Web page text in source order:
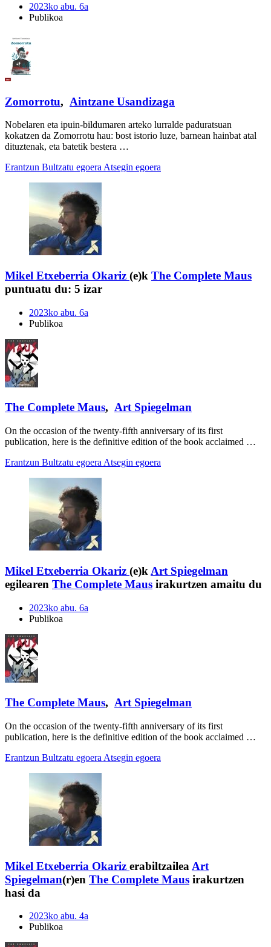
2023ko abu. 6a
Publikoa
Zomorrotu, Aintzane Usandizaga
Nobelaren eta ipuin-bildumaren arteko lurralde paduratsuan
kokatzen da Zomorrotu hau: bost istorio luze, barnean hainbat atal
dituztenak, eta batetik bestera …
Erantzun Bultzatu egoera Atsegin egoera
Mikel Etxeberria Okariz (e)k The Complete Maus
puntuatu du: 5 izar
2023ko abu. 6a
Publikoa
The Complete Maus, Art Spiegelman
On the occasion of the twenty-fifth anniversary of its first
publication, here is the definitive edition of the book acclaimed …
Erantzun Bultzatu egoera Atsegin egoera
Mikel Etxeberria Okariz (e)k Art Spiegelman
egilearen The Complete Maus irakurtzen amaitu du
2023ko abu. 6a
Publikoa
The Complete Maus, Art Spiegelman
On the occasion of the twenty-fifth anniversary of its first
publication, here is the definitive edition of the book acclaimed …
Erantzun Bultzatu egoera Atsegin egoera
Mikel Etxeberria Okariz erabiltzailea Art
Spiegelman(r)en The Complete Maus irakurtzen
hasi da
2023ko abu. 4a
Publikoa